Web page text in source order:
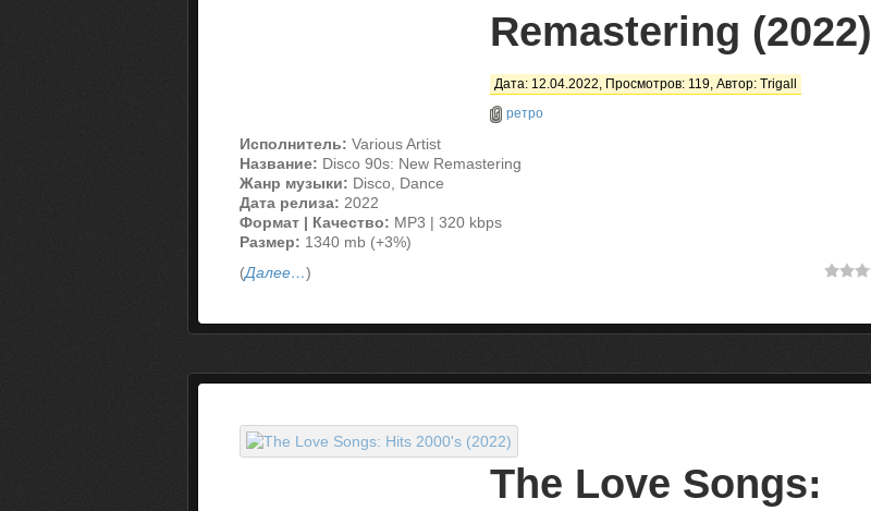
Remastering (2022)
Дата: 12.04.2022, Просмотров: 119, Автор: Trigall
ретро
Исполнитель: Various Artist
Название: Disco 90s: New Remastering
Жанр музыки: Disco, Dance
Дата релиза: 2022
Формат | Качество: MP3 | 320 kbps
Размер: 1340 mb (+3%)
(Далее…)
The Love Songs: